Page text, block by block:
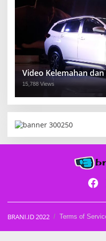
Video Kelemahan
15,788 Views
BRANI.ID 2022 Terms of